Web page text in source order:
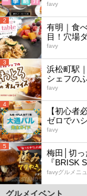
favy
2
有明｜食
目！穴場
favy
3
浜松町駅
シェフの
favy
4
【初心者
ゼロでハ
favy
5
梅田│切っ
『BRISK
favyグルメニ
グルメイベント